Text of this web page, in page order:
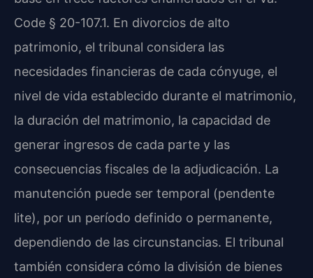
Code § 20-107.1. En divorcios de alto
patrimonio, el tribunal considera las
necesidades financieras de cada cónyuge, el
nivel de vida establecido durante el matrimonio,
la duración del matrimonio, la capacidad de
generar ingresos de cada parte y las
consecuencias fiscales de la adjudicación. La
manutención puede ser temporal (pendente
lite), por un período definido o permanente,
dependiendo de las circunstancias. El tribunal
también considera cómo la división de bienes